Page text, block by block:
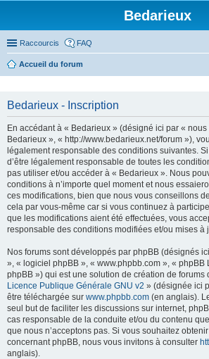
Bedarieux
Raccourcis FAQ
Accueil du forum
Bedarieux - Inscription
En accédant à « Bedarieux » (désigné ici par « nous
Bedarieux », « http://www.bedarieux.net/forum »),
légalement responsable des conditions suivantes.
d’être légalement responsable de toutes les
pas utiliser et/ou accéder à « Bedarieux ». Nous
conditions à n’importe quel moment et nous
ces modifications, bien que nous vous conseillons
cela par vous-même car si vous continuez à
que les modifications aient été effectuées, vous
responsable des conditions modifiées et/ou mises à
Nos forums sont développés par phpBB (désignés
», « logiciel phpBB », « www.phpbb.com », « phpBB
phpBB ») qui est une solution de création de forums
Licence Publique Générale GNU v2 » (désignée ici
être téléchargée sur www.phpbb.com (en anglais).
seul but de faciliter les discussions sur internet,
cas responsable de la conduite et/ou du contenu
que nous n’acceptons pas. Si vous souhaitez
concernant phpBB, nous vous invitons à consulter
anglais).